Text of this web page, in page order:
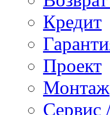
Кредит
Проект
Монтаж
Сервис